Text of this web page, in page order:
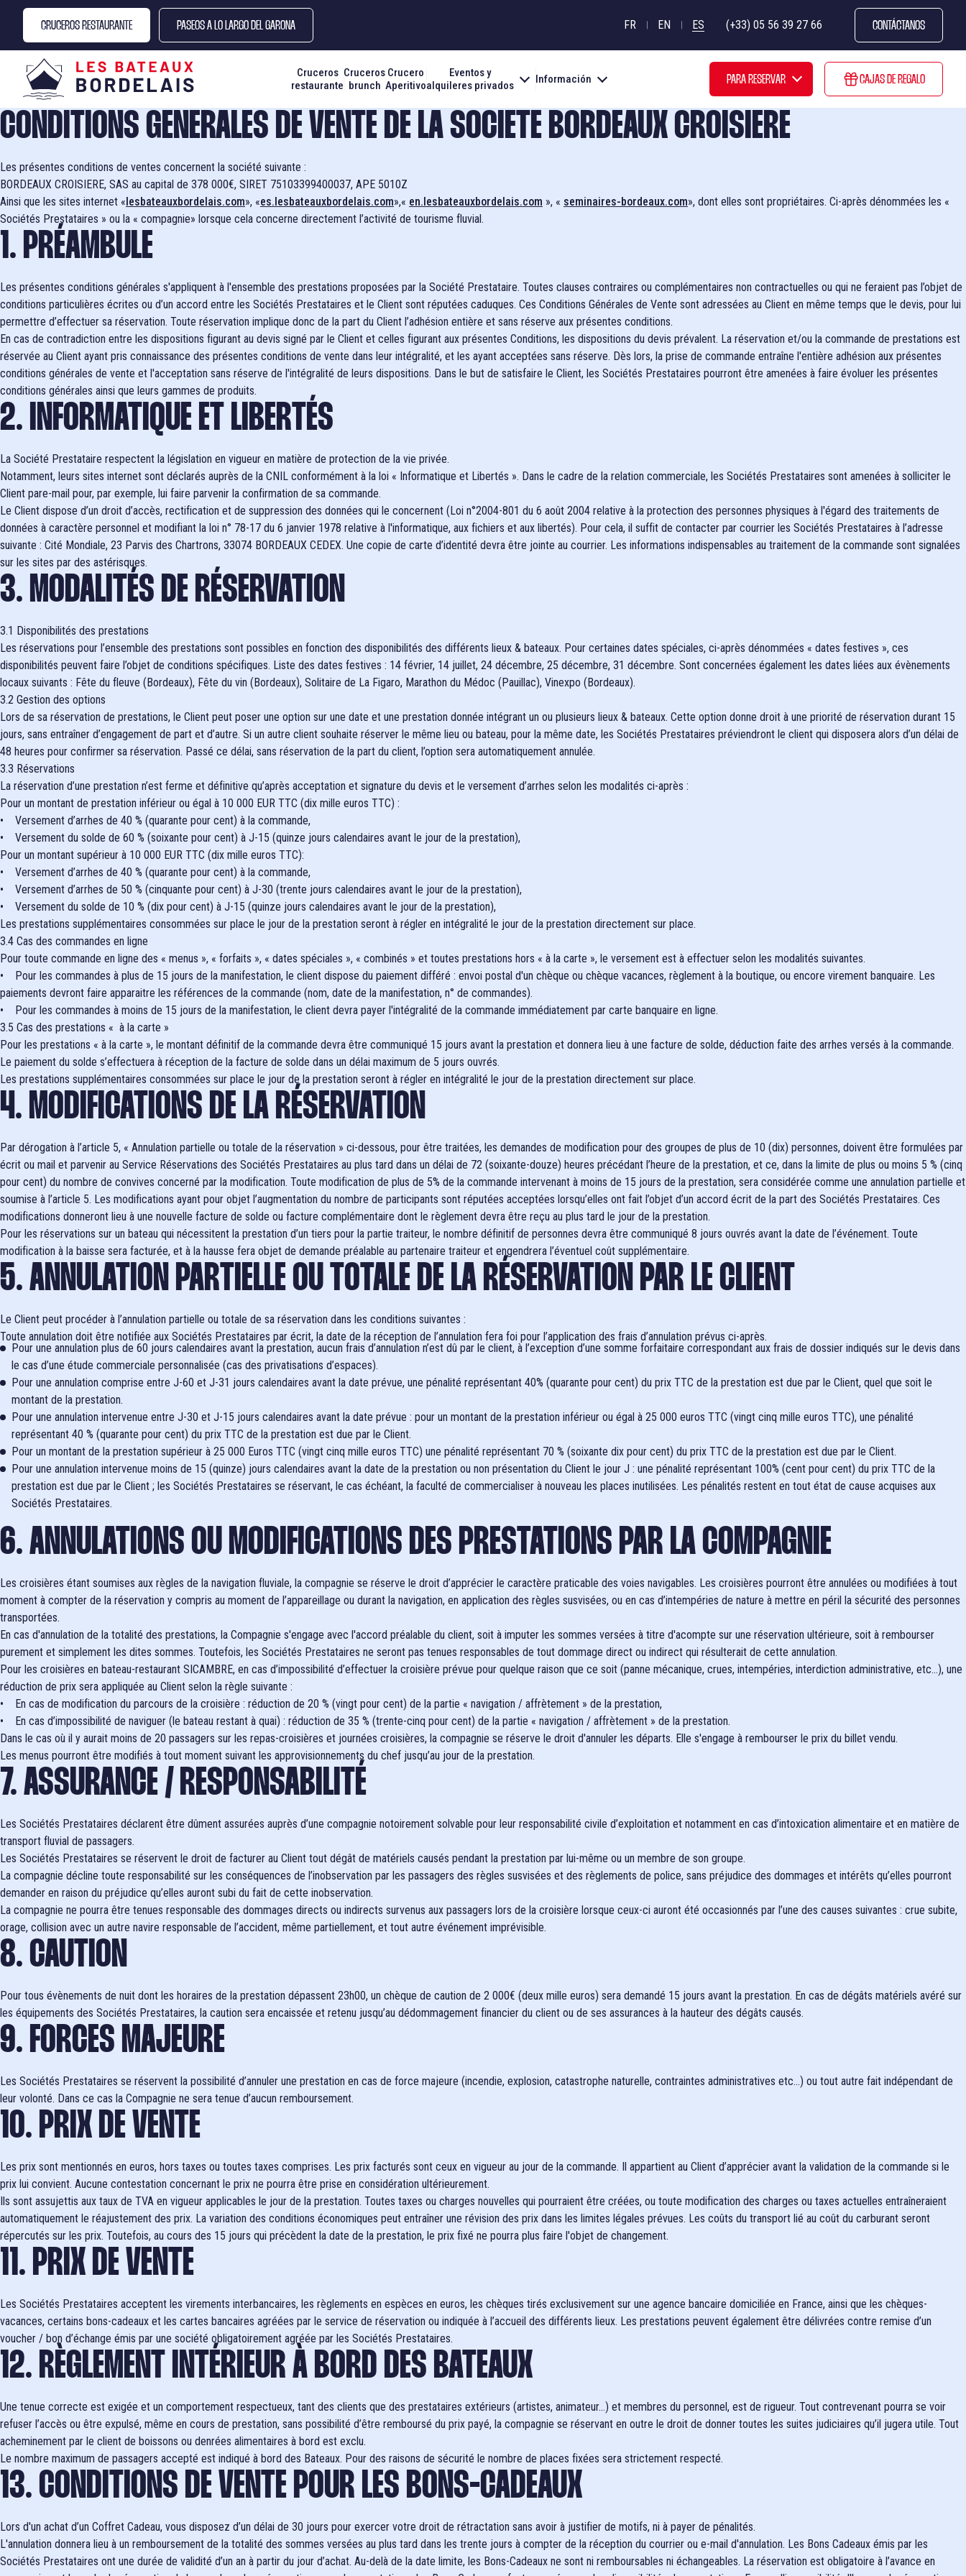
Pasar
contenido
CRUCEROS RESTAURANTE PASEOS A LO LARGO DEL GARONA FR EN ES (+33) 05 56 39 27 66 CONTÁCTANOS
Cruceros
restaurante
Cruceros
brunch
Crucero
Aperitivo
Eventos y
alquileres privados
RESERVAS PRIVADAS O GRUPALES, USTED ES
¿Un profesional?
¿Una asociación?
EVENTOS
COOL CATS BOAT PARTY 2026
Información
INFORMACIÓN PRÁCTICA
La compañía
Puertos de acceso y embarque
INDISPENSABLE
Nuestros barcos
PARA RESERVAR
Cruceros restaurante
CAJAS DE REGALO
CONDITIONS GENERALES DE VENTE DE LA SOCIETE BORDEAUX CROISIERE
Les présentes conditions de ventes concernent la société suivante :
BORDEAUX CROISIERE, SAS au capital de 378 000€, SIRET 75103399400037, APE 5010Z
Ainsi que les sites internet «lesbateauxbordelais.com», «es.lesbateauxbordelais.com»,« en.lesbateauxbordelais.com », « seminaires-bordeaux.com», dont elles sont propriétaires. Ci-après dénommées les «
Sociétés Prestataires » ou la « compagnie» lorsque cela concerne directement l’activité de tourisme fluvial.
1. PRÉAMBULE
Les présentes conditions générales s'appliquent à l'ensemble des prestations proposées par la Société Prestataire. Toutes clauses contraires ou complémentaires non contractuelles ou qui ne feraient pas l’objet de
conditions particulières écrites ou d’un accord entre les Sociétés Prestataires et le Client sont réputées caduques. Ces Conditions Générales de Vente sont adressées au Client en même temps que le devis, pour lui
permettre d’effectuer sa réservation. Toute réservation implique donc de la part du Client l’adhésion entière et sans réserve aux présentes conditions.
En cas de contradiction entre les dispositions figurant au devis signé par le Client et celles figurant aux présentes Conditions, les dispositions du devis prévalent. La réservation et/ou la commande de prestations est
réservée au Client ayant pris connaissance des présentes conditions de vente dans leur intégralité, et les ayant acceptées sans réserve. Dès lors, la prise de commande entraîne l'entière adhésion aux présentes
conditions générales de vente et l'acceptation sans réserve de l'intégralité de leurs dispositions. Dans le but de satisfaire le Client, les Sociétés Prestataires pourront être amenées à faire évoluer les présentes
conditions générales ainsi que leurs gammes de produits.
2. INFORMATIQUE ET LIBERTÉS
La Société Prestataire respectent la législation en vigueur en matière de protection de la vie privée.
Notamment, leurs sites internet sont déclarés auprès de la CNIL conformément à la loi « Informatique et Libertés ». Dans le cadre de la relation commerciale, les Sociétés Prestataires sont amenées à solliciter le
Client pare-mail pour, par exemple, lui faire parvenir la confirmation de sa commande.
Le Client dispose d’un droit d’accès, rectification et de suppression des données qui le concernent (Loi n°2004-801 du 6 août 2004 relative à la protection des personnes physiques à l'égard des traitements de
données à caractère personnel et modifiant la loi n° 78-17 du 6 janvier 1978 relative à l'informatique, aux fichiers et aux libertés). Pour cela, il suffit de contacter par courrier les Sociétés Prestataires à l’adresse
suivante : Cité Mondiale, 23 Parvis des Chartrons, 33074 BORDEAUX CEDEX. Une copie de carte d’identité devra être jointe au courrier. Les informations indispensables au traitement de la commande sont signalées
sur les sites par des astérisques.
3. MODALITÉS DE RÉSERVATION
3.1 Disponibilités des prestations
Les réservations pour l’ensemble des prestations sont possibles en fonction des disponibilités des différents lieux & bateaux. Pour certaines dates spéciales, ci-après dénommées « dates festives », ces
disponibilités peuvent faire l’objet de conditions spécifiques. Liste des dates festives : 14 février, 14 juillet, 24 décembre, 25 décembre, 31 décembre. Sont concernées également les dates liées aux évènements
locaux suivants : Fête du fleuve (Bordeaux), Fête du vin (Bordeaux), Solitaire de La Figaro, Marathon du Médoc (Pauillac), Vinexpo (Bordeaux).
3.2 Gestion des options
Lors de sa réservation de prestations, le Client peut poser une option sur une date et une prestation donnée intégrant un ou plusieurs lieux & bateaux. Cette option donne droit à une priorité de réservation durant 15
jours, sans entraîner d’engagement de part et d’autre. Si un autre client souhaite réserver le même lieu ou bateau, pour la même date, les Sociétés Prestataires préviendront le client qui disposera alors d’un délai de
48 heures pour confirmer sa réservation. Passé ce délai, sans réservation de la part du client, l’option sera automatiquement annulée.
3.3 Réservations
La réservation d’une prestation n’est ferme et définitive qu’après acceptation et signature du devis et le versement d’arrhes selon les modalités ci-après :
Pour un montant de prestation inférieur ou égal à 10 000 EUR TTC (dix mille euros TTC) :
• Versement d’arrhes de 40 % (quarante pour cent) à la commande,
• Versement du solde de 60 % (soixante pour cent) à J-15 (quinze jours calendaires avant le jour de la prestation),
Pour un montant supérieur à 10 000 EUR TTC (dix mille euros TTC):
• Versement d’arrhes de 40 % (quarante pour cent) à la commande,
• Versement d’arrhes de 50 % (cinquante pour cent) à J-30 (trente jours calendaires avant le jour de la prestation),
• Versement du solde de 10 % (dix pour cent) à J-15 (quinze jours calendaires avant le jour de la prestation),
Les prestations supplémentaires consommées sur place le jour de la prestation seront à régler en intégralité le jour de la prestation directement sur place.
3.4 Cas des commandes en ligne
Pour toute commande en ligne des « menus », « forfaits », « dates spéciales », « combinés » et toutes prestations hors « à la carte », le versement est à effectuer selon les modalités suivantes.
• Pour les commandes à plus de 15 jours de la manifestation, le client dispose du paiement différé : envoi postal d'un chèque ou chèque vacances, règlement à la boutique, ou encore virement banquaire. Les
paiements devront faire apparaitre les références de la commande (nom, date de la manifestation, n° de commandes).
• Pour les commandes à moins de 15 jours de la manifestation, le client devra payer l'intégralité de la commande immédiatement par carte banquaire en ligne.
3.5 Cas des prestations « à la carte »
Pour les prestations « à la carte », le montant définitif de la commande devra être communiqué 15 jours avant la prestation et donnera lieu à une facture de solde, déduction faite des arrhes versés à la commande.
Le paiement du solde s’effectuera à réception de la facture de solde dans un délai maximum de 5 jours ouvrés.
Les prestations supplémentaires consommées sur place le jour de la prestation seront à régler en intégralité le jour de la prestation directement sur place.
4. MODIFICATIONS DE LA RÉSERVATION
Par dérogation à l’article 5, « Annulation partielle ou totale de la réservation » ci-dessous, pour être traitées, les demandes de modification pour des groupes de plus de 10 (dix) personnes, doivent être formulées par
écrit ou mail et parvenir au Service Réservations des Sociétés Prestataires au plus tard dans un délai de 72 (soixante-douze) heures précédant l’heure de la prestation, et ce, dans la limite de plus ou moins 5 % (cinq
pour cent) du nombre de convives concerné par la modification. Toute modification de plus de 5% de la commande intervenant à moins de 15 jours de la prestation, sera considérée comme une annulation partielle et
soumise à l’article 5. Les modifications ayant pour objet l’augmentation du nombre de participants sont réputées acceptées lorsqu’elles ont fait l’objet d’un accord écrit de la part des Sociétés Prestataires. Ces
modifications donneront lieu à une nouvelle facture de solde ou facture complémentaire dont le règlement devra être reçu au plus tard le jour de la prestation.
Pour les réservations sur un bateau qui nécessitent la prestation d’un tiers pour la partie traiteur, le nombre définitif de personnes devra être communiqué 8 jours ouvrés avant la date de l’événement. Toute
modification à la baisse sera facturée, et à la hausse fera objet de demande préalable au partenaire traiteur et engendrera l’éventuel coût supplémentaire.
5. ANNULATION PARTIELLE OU TOTALE DE LA RÉSERVATION PAR LE CLIENT
Le Client peut procéder à l’annulation partielle ou totale de sa réservation dans les conditions suivantes :
Toute annulation doit être notifiée aux Sociétés Prestataires par écrit, la date de la réception de l’annulation fera foi pour l’application des frais d’annulation prévus ci-après.
Pour une annulation plus de 60 jours calendaires avant la prestation, aucun frais d’annulation n’est dû par le client, à l’exception d’une somme forfaitaire correspondant aux frais de dossier indiqués sur le devis dans
le cas d’une étude commerciale personnalisée (cas des privatisations d’espaces).
Pour une annulation comprise entre J-60 et J-31 jours calendaires avant la date prévue, une pénalité représentant 40% (quarante pour cent) du prix TTC de la prestation est due par le Client, quel que soit le
montant de la prestation.
Pour une annulation intervenue entre J-30 et J-15 jours calendaires avant la date prévue : pour un montant de la prestation inférieur ou égal à 25 000 euros TTC (vingt cinq mille euros TTC), une pénalité
représentant 40 % (quarante pour cent) du prix TTC de la prestation est due par le Client.
Pour un montant de la prestation supérieur à 25 000 Euros TTC (vingt cinq mille euros TTC) une pénalité représentant 70 % (soixante dix pour cent) du prix TTC de la prestation est due par le Client.
Pour une annulation intervenue moins de 15 (quinze) jours calendaires avant la date de la prestation ou non présentation du Client le jour J : une pénalité représentant 100% (cent pour cent) du prix TTC de la
prestation est due par le Client ; les Sociétés Prestataires se réservant, le cas échéant, la faculté de commercialiser à nouveau les places inutilisées. Les pénalités restent en tout état de cause acquises aux
Sociétés Prestataires.
6. ANNULATIONS OU MODIFICATIONS DES PRESTATIONS PAR LA COMPAGNIE
Les croisières étant soumises aux règles de la navigation fluviale, la compagnie se réserve le droit d’apprécier le caractère praticable des voies navigables. Les croisières pourront être annulées ou modifiées à tout
moment à compter de la réservation y compris au moment de l’appareillage ou durant la navigation, en application des règles susvisées, ou en cas d’intempéries de nature à mettre en péril la sécurité des personnes
transportées.
En cas d'annulation de la totalité des prestations, la Compagnie s'engage avec l'accord préalable du client, soit à imputer les sommes versées à titre d'acompte sur une réservation ultérieure, soit à rembourser
purement et simplement les dites sommes. Toutefois, les Sociétés Prestataires ne seront pas tenues responsables de tout dommage direct ou indirect qui résulterait de cette annulation.
Pour les croisières en bateau-restaurant SICAMBRE, en cas d’impossibilité d’effectuer la croisière prévue pour quelque raison que ce soit (panne mécanique, crues, intempéries, interdiction administrative, etc...), une
réduction de prix sera appliquée au Client selon la règle suivante :
• En cas de modification du parcours de la croisière : réduction de 20 % (vingt pour cent) de la partie « navigation / affrètement » de la prestation,
• En cas d’impossibilité de naviguer (le bateau restant à quai) : réduction de 35 % (trente-cinq pour cent) de la partie « navigation / affrètement » de la prestation.
Dans le cas où il y aurait moins de 20 passagers sur les repas-croisières et journées croisières, la compagnie se réserve le droit d'annuler les départs. Elle s'engage à rembourser le prix du billet vendu.
Les menus pourront être modifiés à tout moment suivant les approvisionnements du chef jusqu’au jour de la prestation.
7. ASSURANCE / RESPONSABILITÉ
Les Sociétés Prestataires déclarent être dûment assurées auprès d’une compagnie notoirement solvable pour leur responsabilité civile d’exploitation et notamment en cas d’intoxication alimentaire et en matière de
transport fluvial de passagers.
Les Sociétés Prestataires se réservent le droit de facturer au Client tout dégât de matériels causés pendant la prestation par lui-même ou un membre de son groupe.
La compagnie décline toute responsabilité sur les conséquences de l’inobservation par les passagers des règles susvisées et des règlements de police, sans préjudice des dommages et intérêts qu’elles pourront
demander en raison du préjudice qu’elles auront subi du fait de cette inobservation.
La compagnie ne pourra être tenues responsable des dommages directs ou indirects survenus aux passagers lors de la croisière lorsque ceux-ci auront été occasionnés par l’une des causes suivantes : crue subite,
orage, collision avec un autre navire responsable de l’accident, même partiellement, et tout autre événement imprévisible.
8. CAUTION
Pour tous évènements de nuit dont les horaires de la prestation dépassent 23h00, un chèque de caution de 2 000€ (deux mille euros) sera demandé 15 jours avant la prestation. En cas de dégâts matériels avéré sur
les équipements des Sociétés Prestataires, la caution sera encaissée et retenu jusqu’au dédommagement financier du client ou de ses assurances à la hauteur des dégâts causés.
9. FORCES MAJEURE
Les Sociétés Prestataires se réservent la possibilité d’annuler une prestation en cas de force majeure (incendie, explosion, catastrophe naturelle, contraintes administratives etc…) ou tout autre fait indépendant de
leur volonté. Dans ce cas la Compagnie ne sera tenue d’aucun remboursement.
10. PRIX DE VENTE
Les prix sont mentionnés en euros, hors taxes ou toutes taxes comprises. Les prix facturés sont ceux en vigueur au jour de la commande. Il appartient au Client d’apprécier avant la validation de la commande si le
prix lui convient. Aucune contestation concernant le prix ne pourra être prise en considération ultérieurement.
Ils sont assujettis aux taux de TVA en vigueur applicables le jour de la prestation. Toutes taxes ou charges nouvelles qui pourraient être créées, ou toute modification des charges ou taxes actuelles entraîneraient
automatiquement le réajustement des prix. La variation des conditions économiques peut entraîner une révision des prix dans les limites légales prévues. Les coûts du transport lié au coût du carburant seront
répercutés sur les prix. Toutefois, au cours des 15 jours qui précèdent la date de la prestation, le prix fixé ne pourra plus faire l'objet de changement.
11. PRIX DE VENTE
Les Sociétés Prestataires acceptent les virements interbancaires, les règlements en espèces en euros, les chèques tirés exclusivement sur une agence bancaire domiciliée en France, ainsi que les chèques-
vacances, certains bons-cadeaux et les cartes bancaires agréées par le service de réservation ou indiquée à l’accueil des différents lieux. Les prestations peuvent également être délivrées contre remise d’un
voucher / bon d’échange émis par une société obligatoirement agréée par les Sociétés Prestataires.
12. RÈGLEMENT INTÉRIEUR À BORD DES BATEAUX
Une tenue correcte est exigée et un comportement respectueux, tant des clients que des prestataires extérieurs (artistes, animateur…) et membres du personnel, est de rigueur. Tout contrevenant pourra se voir
refuser l’accès ou être expulsé, même en cours de prestation, sans possibilité d’être remboursé du prix payé, la compagnie se réservant en outre le droit de donner toutes les suites judiciaires qu’il jugera utile. Tout
acheminement par le client de boissons ou denrées alimentaires à bord est exclu.
Le nombre maximum de passagers accepté est indiqué à bord des Bateaux. Pour des raisons de sécurité le nombre de places fixées sera strictement respecté.
13. CONDITIONS DE VENTE POUR LES BONS-CADEAUX
Lors d'un achat d’un Coffret Cadeau, vous disposez d’un délai de 30 jours pour exercer votre droit de rétractation sans avoir à justifier de motifs, ni à payer de pénalités.
L'annulation donnera lieu à un remboursement de la totalité des sommes versées au plus tard dans les trente jours à compter de la réception du courrier ou e-mail d'annulation. Les Bons Cadeaux émis par les
Sociétés Prestataires ont une durée de validité d’un an à partir du jour d’achat. Au-delà de la date limite, les Bons-Cadeaux ne sont ni remboursables ni échangeables. La réservation est obligatoire à l’avance en
Panel de gestión de cookies